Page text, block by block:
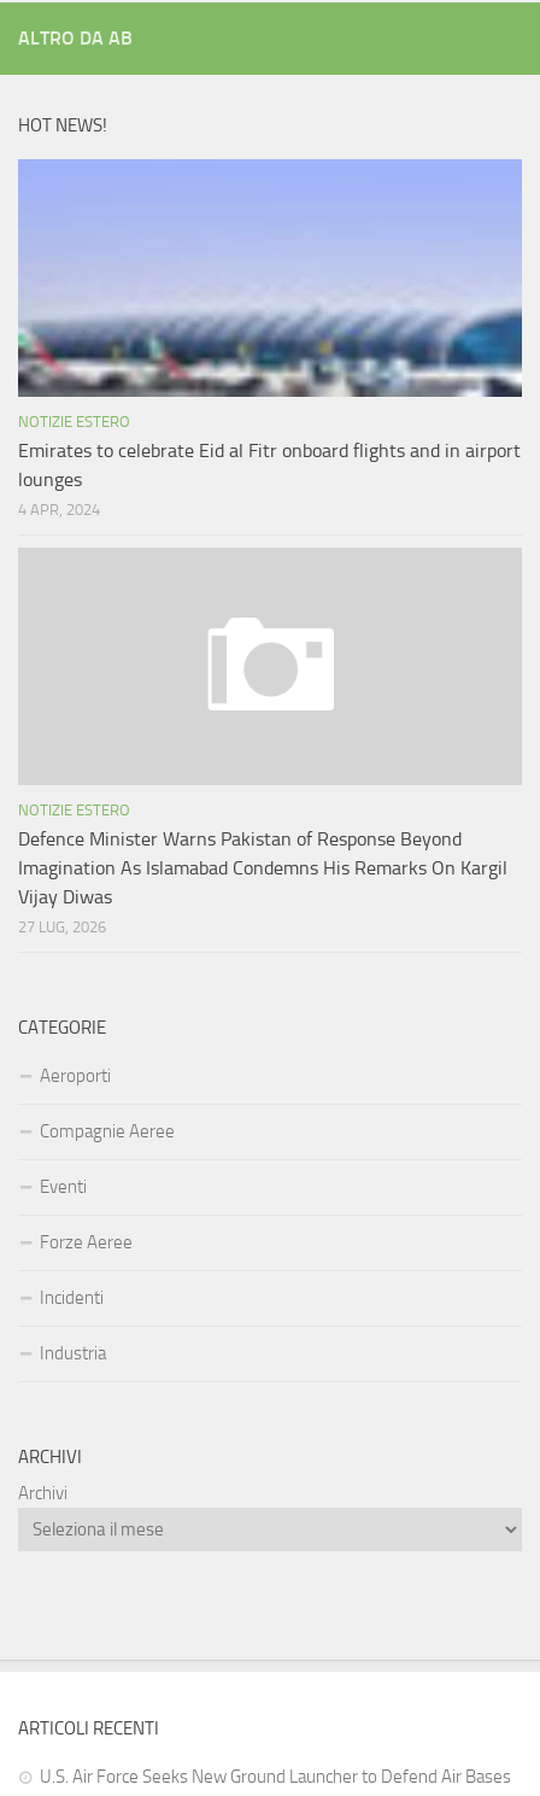
ALTRO DA AB
HOT NEWS!
NOTIZIE ESTERO
Emirates to celebrate Eid al Fitr onboard flights and in airport
lounges
4 APR, 2024
NOTIZIE ESTERO
Defence Minister Warns Pakistan of Response Beyond
Imagination As Islamabad Condemns His Remarks On Kargil
Vijay Diwas
27 LUG, 2026
CATEGORIE
Aeroporti
Compagnie Aeree
Eventi
Forze Aeree
Incidenti
Industria
ARCHIVI
Archivi
ARTICOLI RECENTI
U.S. Air Force Seeks New Ground Launcher to Defend Air Bases